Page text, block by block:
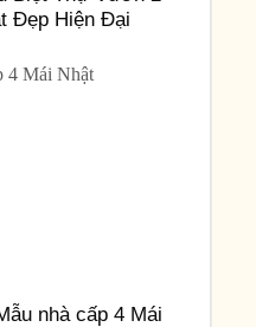
Đẹp Hiện Đại
nhà cấp 4 Mái